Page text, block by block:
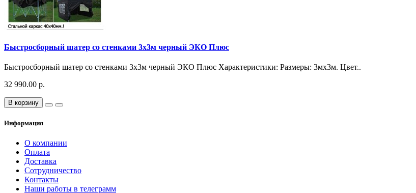
Быстросборный шатер со стенками 3х3м черный ЭКО Плюс
Быстросборный шатер со стенками 3х3м черный ЭКО Плюс Характеристики: Размеры: 3мх3м. Цвет..
32 990.00 р.
В корзину
Информация
О компании
Оплата
Доставка
Сотрудничество
Контакты
Наши работы в телеграмм